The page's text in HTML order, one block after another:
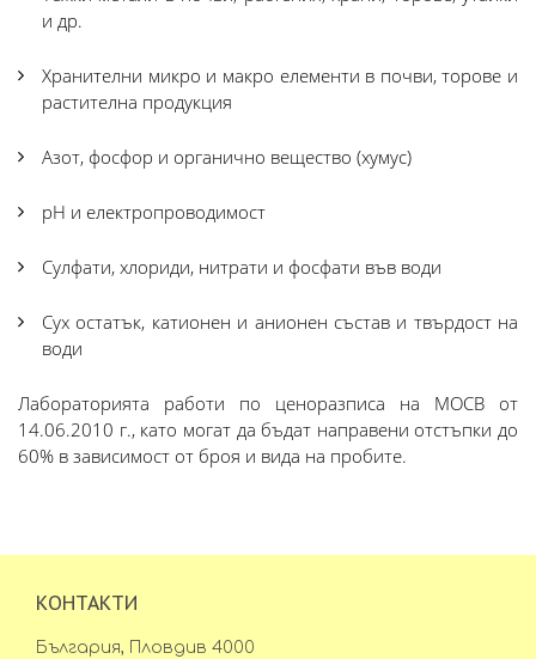
и др.
Хранителни микро и макро елементи в почви, торове и
растителна продукция
Азот, фосфор и органично вещество (хумус)
рН и електропроводимост
Сулфати, хлориди, нитрати и фосфати във води
Сух остатък, катионен и анионен състав и твърдост на
води
Лабораторията работи по ценоразписа на МОСВ от
14.06.2010 г., като могат да бъдат направени отстъпки до
60% в зависимост от броя и вида на пробите.
КОНТАКТИ
България, Пловдив 4000